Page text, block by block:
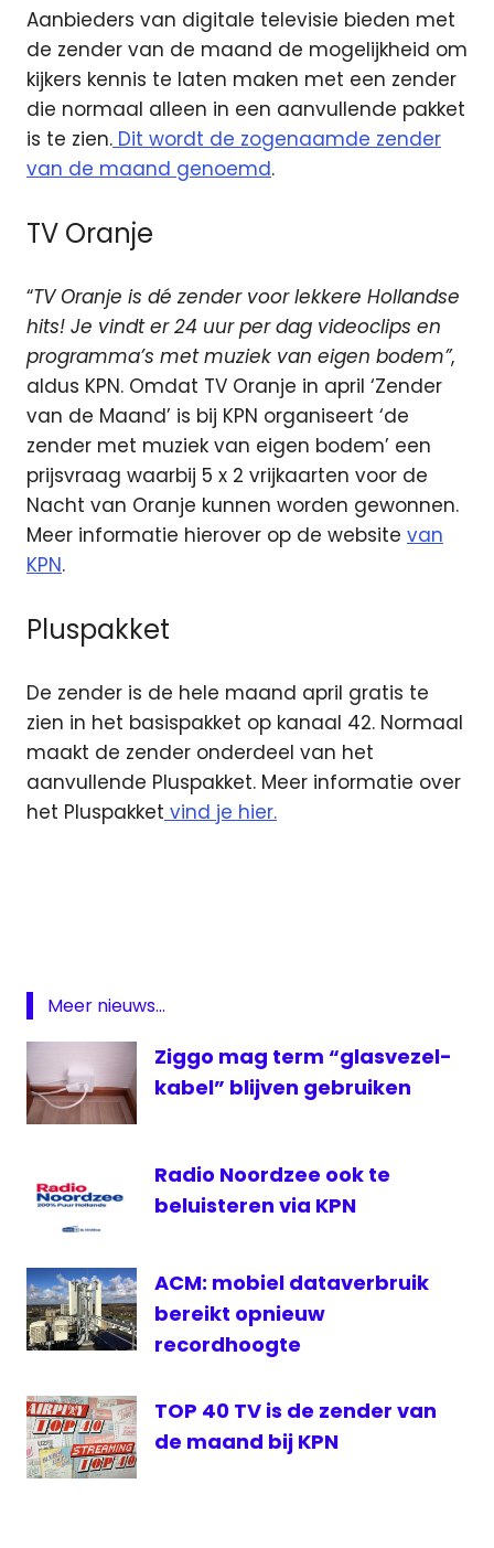
Aanbieders van digitale televisie bieden met
de zender van de maand de mogelijkheid om
kijkers kennis te laten maken met een zender
die normaal alleen in een aanvullende pakket
is te zien. Dit wordt de zogenaamde zender
van de maand genoemd.
TV Oranje
“TV Oranje is dé zender voor lekkere Hollandse
hits! Je vindt er 24 uur per dag videoclips en
programma’s met muziek van eigen bodem”,
aldus KPN. Omdat TV Oranje in april ‘Zender
van de Maand’ is bij KPN organiseert ‘de
zender met muziek van eigen bodem’ een
prijsvraag waarbij 5 x 2 vrijkaarten voor de
Nacht van Oranje kunnen worden gewonnen.
Meer informatie hierover op de website van
KPN.
Pluspakket
De zender is de hele maand april gratis te
zien in het basispakket op kanaal 42. Normaal
maakt de zender onderdeel van het
aanvullende Pluspakket. Meer informatie over
het Pluspakket vind je hier.
Zender
maand
Meer nieuws...
Ziggo mag term “glasvezel-
kabel” blijven gebruiken
Radio Noordzee ook te
beluisteren via KPN
ACM: mobiel dataverbruik
bereikt opnieuw
recordhoogte
TOP 40 TV is de zender van
de maand bij KPN